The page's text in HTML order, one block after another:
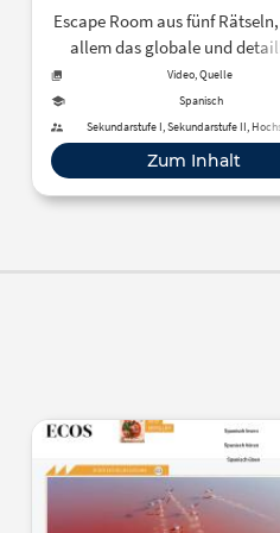
Escape Room aus fünf
allem das globale und
Leseverständnis trainiert. In
Minuten lernen Spieler*innen
wichtigsten Orte Kolumbien
La Catedral de la Sal en
Video, Quelle
Spanisch
Sekundarstufe I, Sekundarstufe II,
Erwachsenenbildung
Zum Inhalt